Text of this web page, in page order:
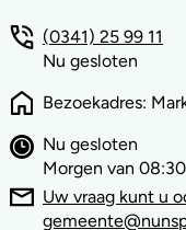
(0341) 25 99 11
Nu gesloten
Bezoekadres:
Nu gesloten
Morgen van
Uw vraag kunt u